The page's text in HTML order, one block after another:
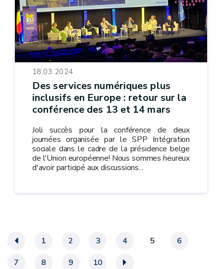
18.03.2024
Des services numériques plus
inclusifs en Europe : retour sur la
conférence des 13 et 14 mars
Joli succès pour la conférence de deux
journées organisée par le SPP Intégration
sociale dans le cadre de la présidence belge
de l'Union européenne! Nous sommes heureux
d'avoir participé aux discussions...
« 1 2 3 4 5
6
7
8 9 10 »